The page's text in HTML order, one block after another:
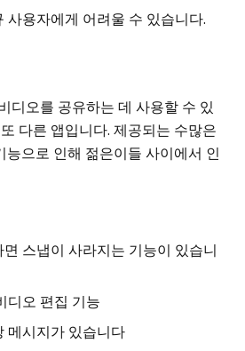
사용자에게 어려울 수 있습니다.
오를 공유하는 데 사용할 수 있
다른 앱입니다. 제공되는 수많은
으로 인해 젊은이들 사이에서 인
스냅이 사라지는 기능이 있습니
디오 편집 기능
메시지가 있습니다